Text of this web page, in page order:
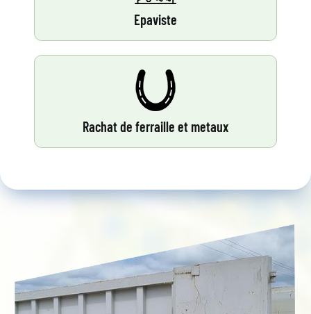
Epaviste
Rachat de ferraille et metaux